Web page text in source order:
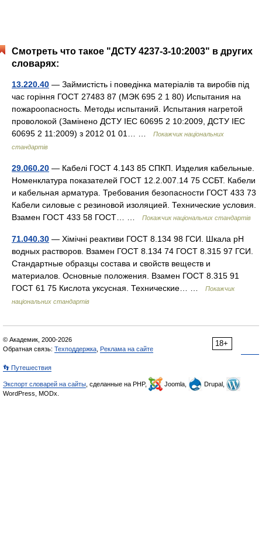
Смотреть что такое "ДСТУ 4237-3-10:2003" в других
словарях:
13.220.40 — Займистість і поведінка матеріалів та виробів під
час горіння ГОСТ 27483 87 (МЭК 695 2 1 80) Испытания на
пожароопасность. Методы испытаний. Испытания нагретой
проволокой (Замінено ДСТУ IEC 60695 2 10:2009, ДСТУ IEC
60695 2 11:2009) з 2012 01 01… …
Покажчик національних
стандартів
29.060.20 — Кабелі ГОСТ 4.143 85 СПКП. Изделия кабельные.
Номенклатура показателей ГОСТ 12.2.007.14 75 ССБТ. Кабели
и кабельная арматура. Требования безопасности ГОСТ 433 73
Кабели силовые с резиновой изоляцией. Технические условия.
Взамен ГОСТ 433 58 ГОСТ… …
Покажчик національних стандартів
71.040.30 — Хімічні реактиви ГОСТ 8.134 98 ГСИ. Шкала рН
водных растворов. Взамен ГОСТ 8.134 74 ГОСТ 8.315 97 ГСИ.
Стандартные образцы состава и свойств веществ и
материалов. Основные положения. Взамен ГОСТ 8.315 91
ГОСТ 61 75 Кислота уксусная. Технические… …
Покажчик
національних стандартів
18+
© Академик, 2000-2026
Обратная связь: Техподдержка Реклама на сайте
👣 Путешествия
Экспорт словарей на сайты , сделанные на PHP, Joomla,
Drupal,
WordPress, MODx.